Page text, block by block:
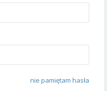
nie pamiętam hasła